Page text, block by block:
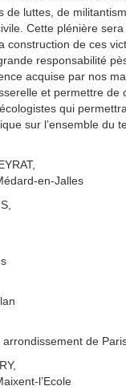
de luttes, de
Cette plénière sera
construction de ces
responsabilité
acquise par nos
et permettre de
qui
sur l’ensemble du
en-Jalles
de
l’Ecole